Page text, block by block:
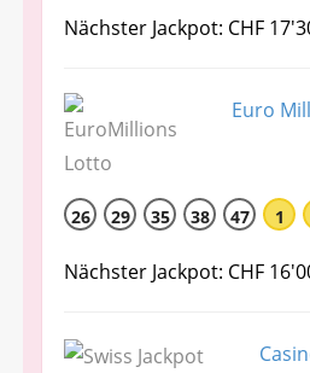
Nächster Jackpot: CHF
Euro
26 29 35 38 47 1
Nächster Jackpot: CHF